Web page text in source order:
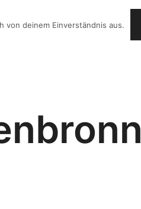
CHECKLISTE ANGEBOTE
von deinem Einverständnis aus.